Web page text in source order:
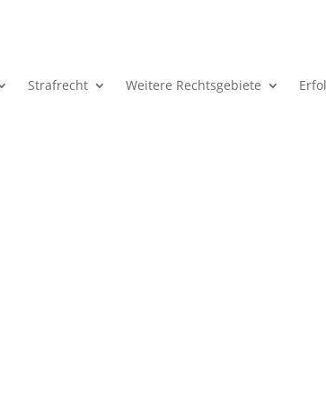
Strafrecht Weitere Rechtsgebiete